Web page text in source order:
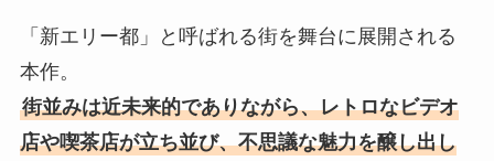
「新エリー都」と呼ばれる街を舞台に展開される
本作。
街並みは近未来的でありながら、レトロなビデオ
店や喫茶店が立ち並び、不思議な魅力を醸し出し